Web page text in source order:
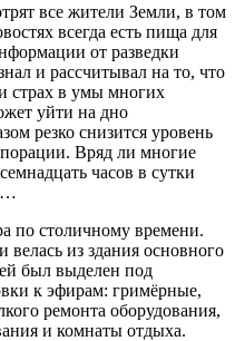
все жители Земли, в том
всегда есть пища для
от разведки
и рассчитывал на то, что
страх в умы многих
уйти на дно
резко снизится уровень
Вряд ли многие
надцать часов в сутки
по столичному времени.
из здания основного
был выделен под
к эфирам: гримёрные,
ремонта оборудования,
и комнаты отдыха.